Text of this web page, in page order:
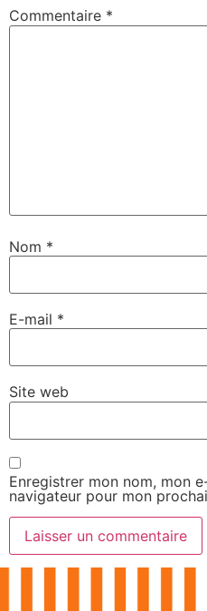
Commentaire *
Nom *
E-mail *
Site web
Enregistrer mon nom, mon
navigateur pour mon